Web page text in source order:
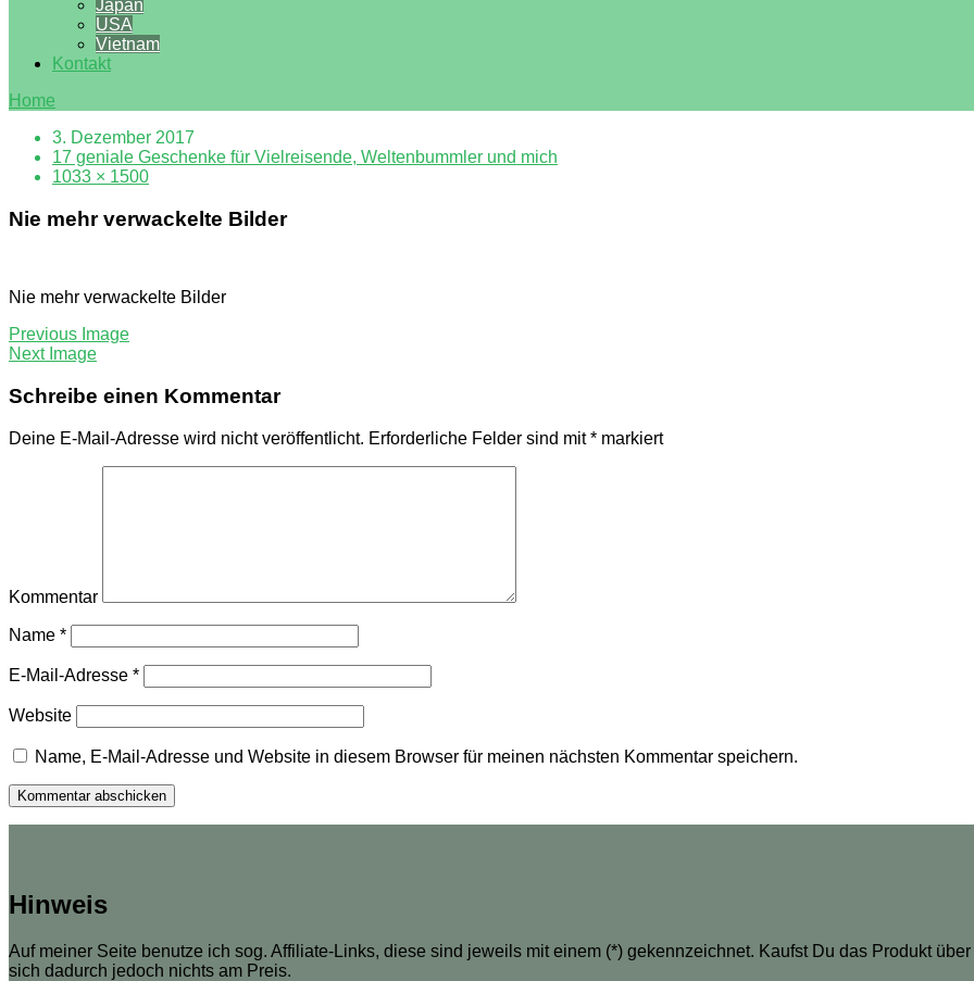
Japan
USA
Vietnam
Kontakt
Home
3. Dezember 2017
17 geniale Geschenke für Vielreisende, Weltenbummler und mich
1033 × 1500
Nie mehr verwackelte Bilder
Nie mehr verwackelte Bilder
Previous Image
Next Image
Schreibe einen Kommentar
Deine E-Mail-Adresse wird nicht veröffentlicht. Erforderliche Felder sind mit* markiert
Kommentar
Name *
E-Mail-Adresse *
Website
Name, E-Mail-Adresse und Website in diesem Browser für meinen nächsten Kommentar speichern.
Hinweis
Auf meiner Seite benutze ich sog. Affiliate-Links, diese sind jeweils mit einem (*) gekennzeichnet. Kaufst Du das Produkt
sich dadurch jedoch nichts am Preis.